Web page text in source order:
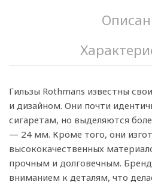
Гильзы Rothmans известны
и дизайном. Они почти
сигаретам, но выделяются
— 24 мм. Кроме того, они
высококачественных
прочным и долговечным. Бренд
вниманием к деталям, что